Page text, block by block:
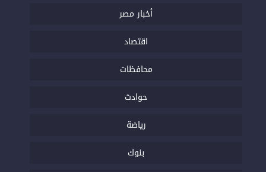
أخبار مصر
اقتصاد
محافظات
حوادث
رياضة
بنوك